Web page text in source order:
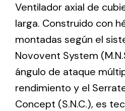
Ventilation
The incorporation of
meant a greater offer of
different uses
Ventilador axial de
larga. Construido con
montadas según el
Novovent System
ángulo de ataque
rendimiento y el
Concept (S.N.C.), es